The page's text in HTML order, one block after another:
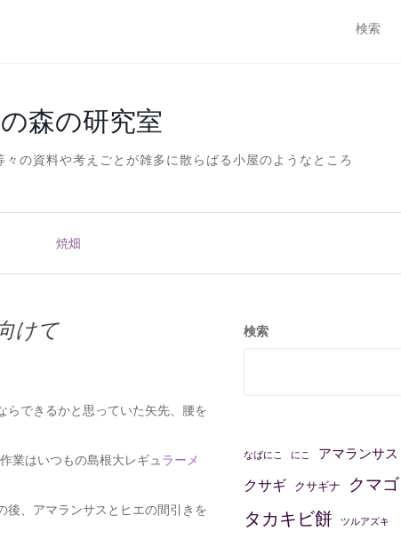
森の研究室
の資料や考えごとが雑多に散らばる小屋のようなところ
焼畑
けて
できるかと思っていた矢先、腰を
業はいつもの島根大レギュラーメ
、アマランサスとヒエの間引きを
検索
なばにこ にこ アマランサス
クサギ クサギナ クマゴ
タカキビ餅
ツルアズキ